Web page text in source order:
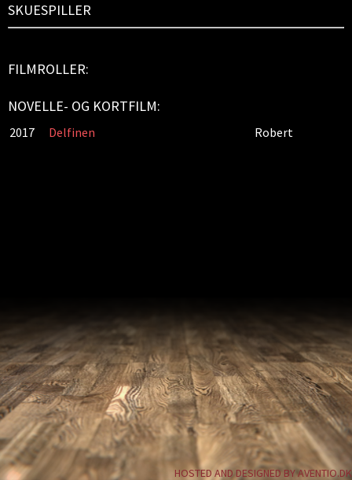
SKUESPILLER
FILMROLLER:
NOVELLE- OG KORTFILM:
2017 Delfinen Robert
HOSTED AND DESIGNED BY AVENTIO.DK